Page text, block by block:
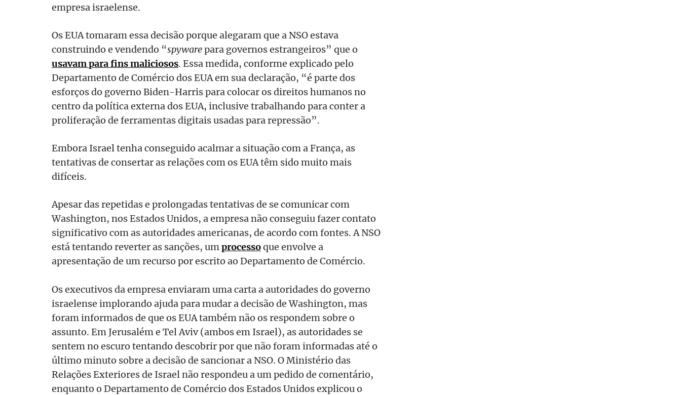
empresa israelense.
Os EUA tomaram essa decisão porque alegaram que a NSO estava
construindo e vendendo “spywarepara governos estrangeiros” que o
usavam para fins maliciosos. Essa medida, conforme explicado pelo
Departamento de Comércio dos EUA em sua declaração, “é parte dos
esforços do governo Biden-Harris para colocar os direitos humanos no
centro da política externa dos EUA, inclusive trabalhando para conter a
proliferação de ferramentas digitais usadas para repressão”.
Embora Israel tenha conseguido acalmar a situação com a França, as
tentativas de consertar as relações com os EUA têm sido muito mais
difíceis.
Apesar das repetidas e prolongadas tentativas de se comunicar com
Washington, nos Estados Unidos, a empresa não conseguiu fazer contato
significativo com as autoridades americanas, de acordo com fontes. A NSO
está tentando reverter as sanções, umprocessoque envolve a
apresentação de um recurso por escrito ao Departamento de Comércio.
Os executivos da empresa enviaram uma carta a autoridades do governo
israelense implorando ajuda para mudar a decisão de Washington, mas
foram informados de que os EUA também não os respondem sobre o
assunto. Em Jerusalém e Tel Aviv (ambos em Israel), as autoridades se
sentem no escuro tentando descobrir por que não foram informadas até o
último minuto sobre a decisão de sancionar a NSO. O Ministério das
Relações Exteriores de Israel não respondeu a um pedido de comentário,
enquanto o Departamento de Comércio dos Estados Unidos explicou o